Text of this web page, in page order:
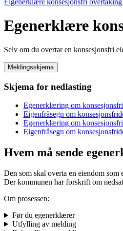
Eigenerklære konsesjonsfri
Egenerklære
Selv om du overtar en konsesjonsfri
Meldingsskjema
Skjema for nedlasting
Egenerklæring om
Eigenfråsegn om
Egenerklæring om
Eigenfråsegn om
Hvem må sende
Den som skal overta en eiendom
Der kommunen har forskrift om
Om prosessen:
Før du egenerklærer
Utfylling av melding